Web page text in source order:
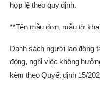
hợp lệ theo quy định.
**Tên mẫu đơn, mẫu tờ
Danh sách người lao động
động, nghỉ việc không
kèm theo Quyết định 15/